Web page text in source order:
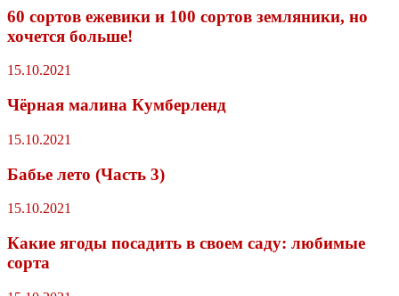
60 сортов ежевики и 100 сортов земляники, но
хочется больше!
15.10.2021
Чёрная малина Кумберленд
15.10.2021
Бабье лето (Часть 3)
15.10.2021
Какие ягоды посадить в своем саду: любимые
сорта